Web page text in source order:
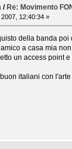
/Re: Movimento
2007, 12:40:34 »
della banda
a casa mia
un access point
italiani con